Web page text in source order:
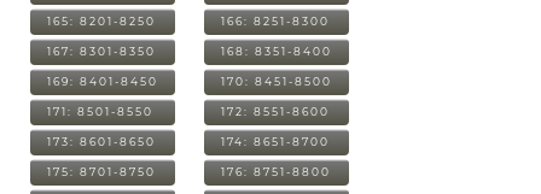
165: 8201-8250 166: 8251-8300
167: 8301-8350 168: 8351-8400
169: 8401-8450 170: 8451-8500
171: 8501-8550 172: 8551-8600
173: 8601-8650 174: 8651-8700
175: 8701-8750 176: 8751-8800